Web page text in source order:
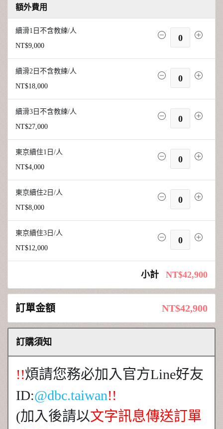
額外費用
續滑1日不含教練/人
NT$9,000
0
續滑2日不含教練/人
NT$18,000
0
續滑3日不含教練/人
NT$27,000
0
東京續住1日/人
NT$4,000
0
東京續住2日/人
NT$8,000
0
東京續住3日/人
NT$12,000
0
小計 NT$42,900
訂單金額 NT$42,900
訂購須知
!!煩請您務必加入官方Line好友
ID:@dbc.taiwan!!
(加入後請以文字訊息傳送訂單